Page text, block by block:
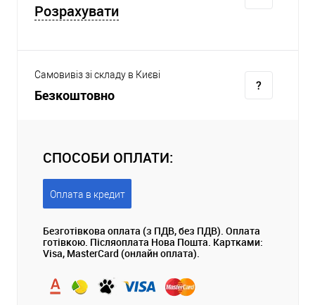
Розрахувати
Самовивіз зі складу в Києві
Безкоштовно
СПОСОБИ ОПЛАТИ:
Оплата в кредит
Безготівкова оплата (з ПДВ, без ПДВ). Оплата
готівкою. Післяоплата Нова Пошта. Картками:
Visa, MasterCard (онлайн оплата).